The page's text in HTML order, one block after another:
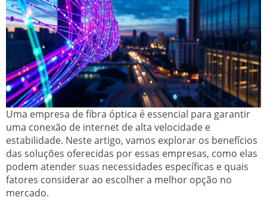
Uma empresa de fibra óptica é essencial para garantir
uma conexão de internet de alta velocidade e
estabilidade. Neste artigo, vamos explorar os benefícios
das soluções oferecidas por essas empresas, como elas
podem atender suas necessidades específicas e quais
fatores considerar ao escolher a melhor opção no
mercado.